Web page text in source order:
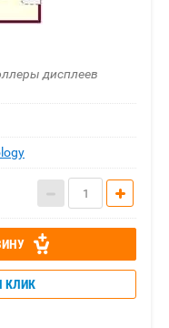
дисплеев
КЛИК